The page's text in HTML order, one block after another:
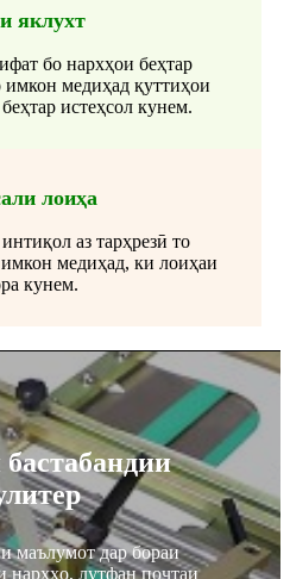
яклухт
бо нархҳои беҳтар
имкон медиҳад қуттиҳои
истеҳсол кунем.
лоиҳа
аз тарҳрезӣ то
медиҳад, ки лоиҳаи
кунем.
маълумот дар бораи
нархҳо, лутфан почтаи